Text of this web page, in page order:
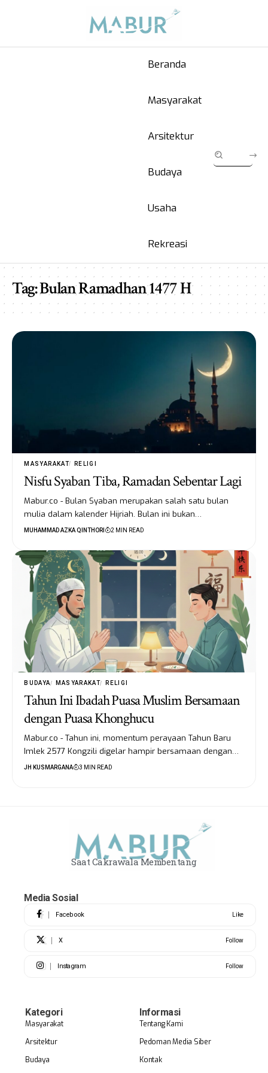
Beranda
Masyarakat
Arsitektur
Budaya
Usaha
Rekreasi
Tag:Bulan Ramadhan 1477 H
MASYARAKAT RELIGI
Nisfu Syaban Tiba, Ramadan Sebentar Lagi
Mabur.co - Bulan Syaban merupakan salah satu bulan
mulia dalam kalender Hijriah. Bulan ini bukan…
MUHAMMAD AZKA QINTHORI 2 MIN READ
BUDAYA MASYARAKAT RELIGI
Tahun Ini Ibadah Puasa Muslim Bersamaan
dengan Puasa Khonghucu
Mabur.co - Tahun ini, momentum perayaan Tahun Baru
Imlek 2577 Kongzili digelar hampir bersamaan dengan…
JH KUSMARGANA 3 MIN READ
Saat Cakrawala Membentang
Media Sosial
Facebook Like
X Follow
Instagram Follow
Kategori
Masyarakat
Arsitektur
Budaya
Informasi
Tentang Kami
Pedoman Media Siber
Kontak